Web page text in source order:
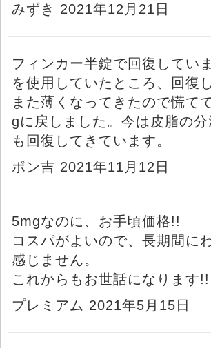
みずき 2021年12月21日
フィンカー半錠で回復してい
を使用していたところ、回復
また薄くなってきたので慌て
gに戻しました。今は皮脂の
も回復してきています。
ポン吉 2021年11月12日
5mgなのに、お手頃価格!!
コスパがよいので、長期間に
感じません。
これからもお世話になります!!
プレミアム 2021年5月15日